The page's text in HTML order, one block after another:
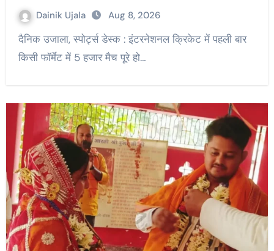
Dainik Ujala Aug 8, 2026
दैनिक उजाला, स्पोर्ट्स डेस्क : इंटरनेशनल क्रिकेट में पहली बार
किसी फॉर्मेट में 5 हजार मैच पूरे हो…